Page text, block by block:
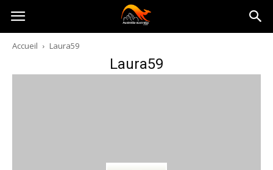
Australia-
australie.com
Accueil Laura59
Laura59